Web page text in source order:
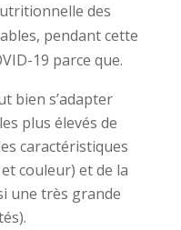
des
pendant cette
19 parce que.
bien s’adapter
plus élevés de
caractéristiques
couleur) et de la
une très grande